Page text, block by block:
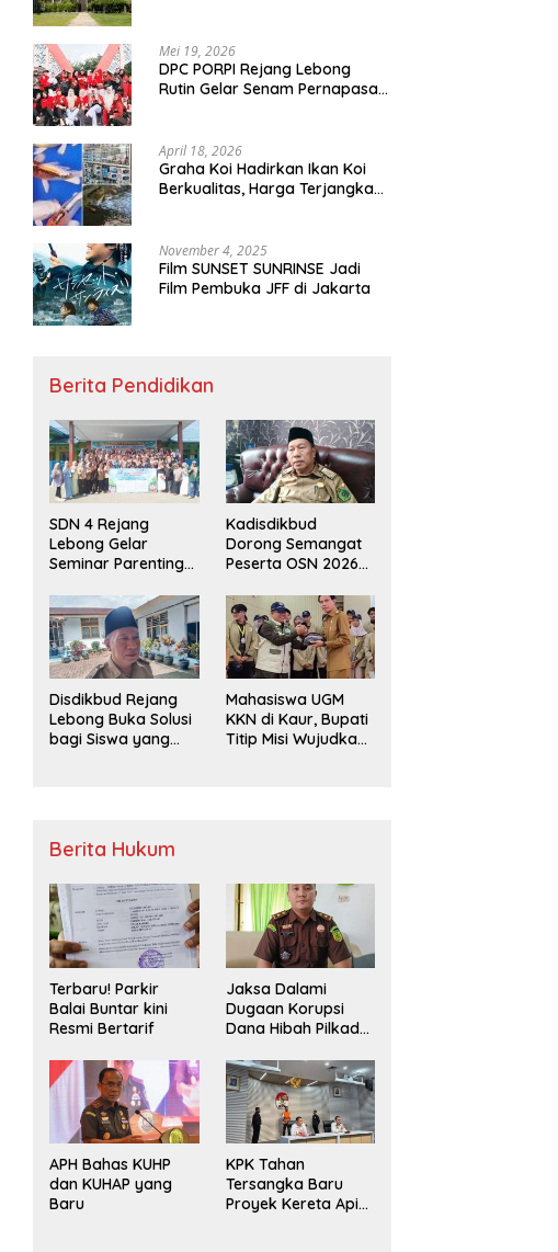
Mei 19, 2026
DPC PORPI Rejang Lebong
Rutin Gelar Senam Pernapasan
April 18, 2026
Graha Koi Hadirkan Ikan Koi
Berkualitas, Harga Terjangkau
November 4, 2025
Film SUNSET SUNRINSE Jadi
Film Pembuka JFF di Jakarta
Berita Pendidikan
SDN 4 Rejang
Lebong Gelar
Seminar Parenting
Bullying,
Kadisdikbud: Patut
Jadi Contoh
Kadisdikbud
Dorong Semangat
Peserta OSN 2026
Disdikbud Rejang
Lebong Buka Solusi
bagi Siswa yang
Mahasiswa UGM
KKN di Kaur, Bupati
Titip Misi Wujudkan
Berita Hukum
Terbaru! Parkir
Balai Buntar kini
Resmi Bertarif
Jaksa Dalami
Dugaan Korupsi
Dana Hibah Pilkada
Kaur
APH Bahas KUHP
dan KUHAP yang
Baru
KPK Tahan
Tersangka Baru
Proyek Kereta Api